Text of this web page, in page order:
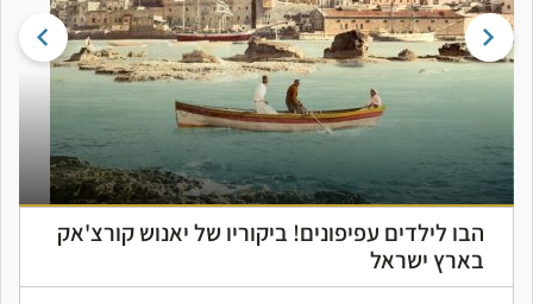
הבו לילדים עפיפונים! ביקוריו של יאנוש קורצ'אק
בארץ ישראל